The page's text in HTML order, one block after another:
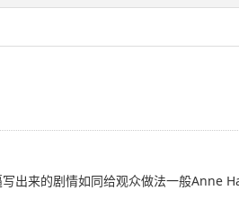
出来的剧情如同给观众做法一般Anne